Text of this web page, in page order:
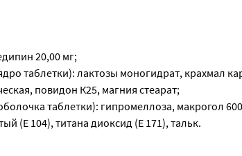
20,00 мг;
таблетки): лактозы моногидрат, крахмал
повидон К25, магния стеарат;
таблетки): гипромеллоза, макрогол
(Е 104), титана диоксид (Е 171), тальк.